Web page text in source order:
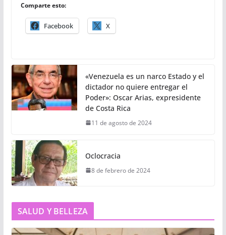
Comparte esto:
Facebook X
«Venezuela es un narco Estado y el
dictador no quiere entregar el
Poder»: Oscar Arias, expresidente
de Costa Rica
11 de agosto de 2024
Oclocracia
8 de febrero de 2024
SALUD Y BELLEZA